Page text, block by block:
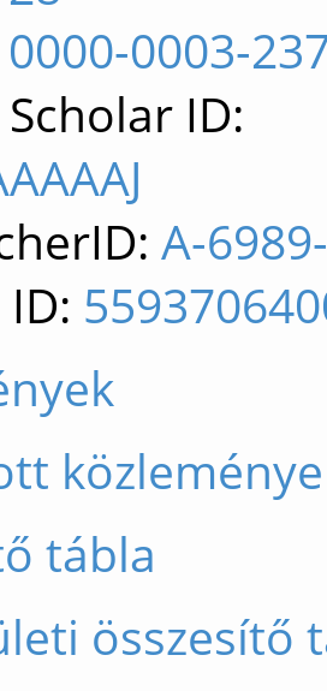
0000-0003-
ID:
A-
tábla
összesítő